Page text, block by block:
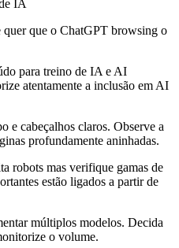
IA
quer que o ChatGPT browsing o
para treino de IA e AI
atentamente a inclusão em AI
cabeçalhos claros. Observe a
profundamente aninhadas.
robots mas verifique gamas de
estão ligados a partir de
múltiplos modelos. Decida
o volume.